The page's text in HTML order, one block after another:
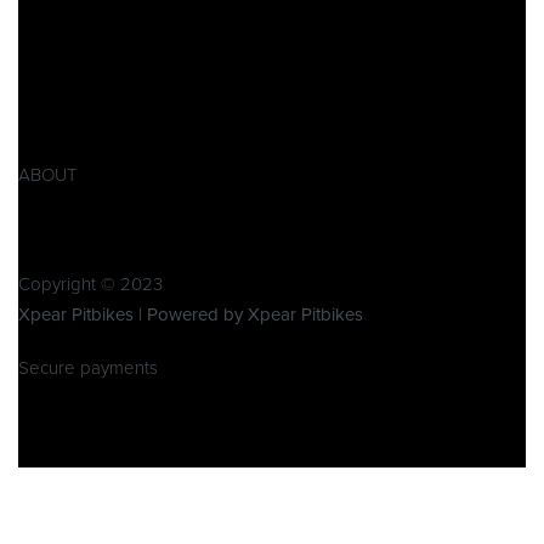
ABOUT
Copyright © 2023
Xpear Pitbikes | Powered by Xpear Pitbikes
Secure payments